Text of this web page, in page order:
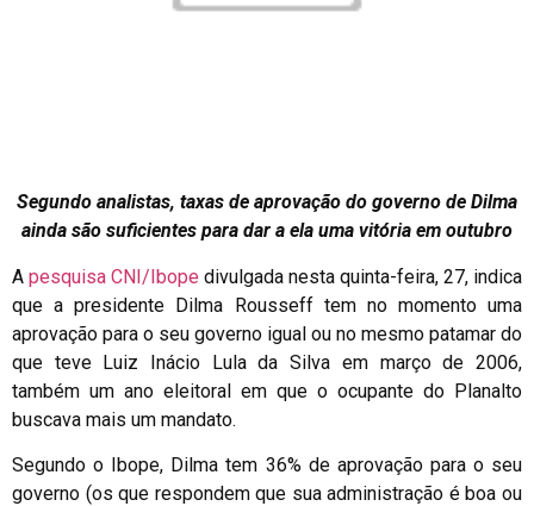
Segundo analistas, taxas de aprovação do governo de Dilma
ainda são suficientes para dar a ela uma vitória em outubro
A pesquisa CNI/Ibope divulgada nesta quinta-feira, 27, indica
que a presidente Dilma Rousseff tem no momento uma
aprovação para o seu governo igual ou no mesmo patamar do
que teve Luiz Inácio Lula da Silva em março de 2006,
também um ano eleitoral em que o ocupante do Planalto
buscava mais um mandato.
Segundo o Ibope, Dilma tem 36% de aprovação para o seu
governo (os que respondem que sua administração é boa ou